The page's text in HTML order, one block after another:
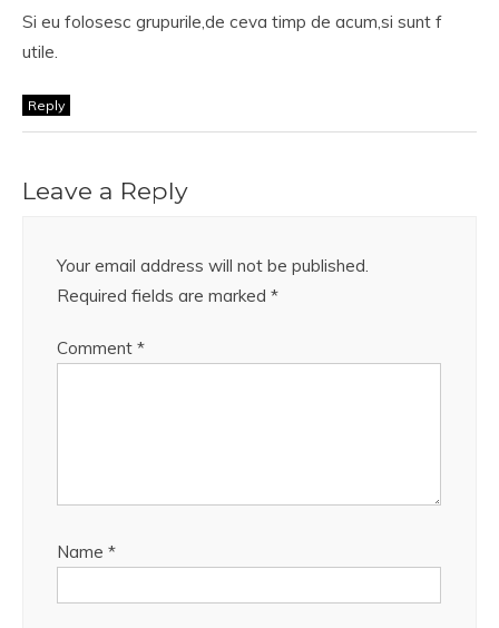
Si eu folosesc grupurile,de ceva timp de acum,si sunt f
utile.
Reply
Leave a Reply
Your email address will not be published.
Required fields are marked *
Comment *
Name *